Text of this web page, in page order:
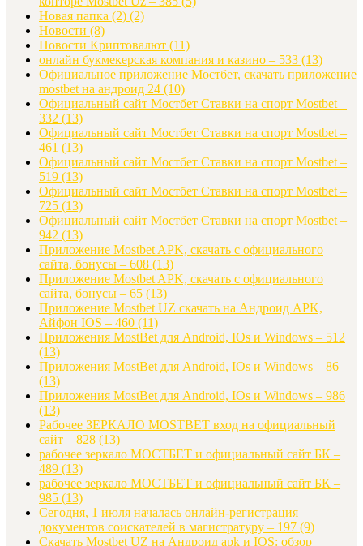
Новая папка (2) (2)
Новости (8)
Новости Криптовалют (11)
онлайн букмекерская компания и казино – 533 (13)
Официальное приложение Мостбет, скачать приложение
mostbet на андроид 24 (10)
Официальный сайт Мостбет Ставки на спорт Mostbet –
332 (13)
Официальный сайт Мостбет Ставки на спорт Mostbet –
461 (13)
Официальный сайт Мостбет Ставки на спорт Mostbet –
519 (13)
Официальный сайт Мостбет Ставки на спорт Mostbet –
725 (13)
Официальный сайт Мостбет Ставки на спорт Mostbet –
942 (13)
Приложение Mostbet APK, скачать с официального
сайта, бонусы – 608 (13)
Приложение Mostbet APK, скачать с официального
сайта, бонусы – 65 (13)
Приложение Mostbet UZ скачать на Андроид APK,
Айфон IOS – 460 (11)
Приложения MostBet для Android, IOs и Windows – 512
(13)
Приложения MostBet для Android, IOs и Windows – 86
(13)
Приложения MostBet для Android, IOs и Windows – 986
(13)
Рабочее ЗЕРКАЛО MOSTBET вход на официальный
сайт – 828 (13)
рабочее зеркало МОСТБЕТ и официальный сайт БК –
489 (13)
рабочее зеркало МОСТБЕТ и официальный сайт БК –
985 (13)
Сегодня, 1 июля началась онлайн-регистрация
документов соискателей в магистратуру – 197 (9)
Скачать Mostbet UZ на Андроид apk и IOS: обзор